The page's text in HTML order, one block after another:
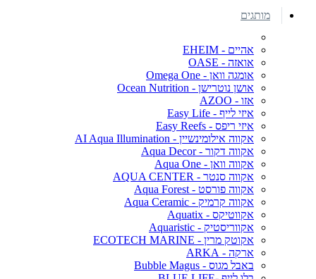
מותגים
אהיים - EHEIM
אואזה - OASE
אומגה וואן - Omega One
אושן נוטרישן - Ocean Nutrition
אזו - AZOO
איזי לייף - Easy Life
איזי ריפס - Easy Reefs
אקווה אילומינשיין - AI Aqua Illumination
אקווה דקור - Aqua Decor
אקווה וואן - Aqua One
אקווה סנטר - AQUA CENTER
אקווה פורסט - Aqua Forest
אקווה קרמיק - Aqua Ceramic
אקווטיקס - Aquatix
אקווריסטיק - Aquaristic
אקוטק מרין - ECOTECH MARINE
ארקה - ARKA
באבל מגוס - Bubble Magus